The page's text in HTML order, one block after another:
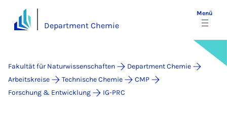
Department Chemie
Menü
Fakultät für Naturwissenschaften
Department Chemie
Arbeitskreise
Technische Chemie
CMP
Forschung & Entwicklung
IG-PRC